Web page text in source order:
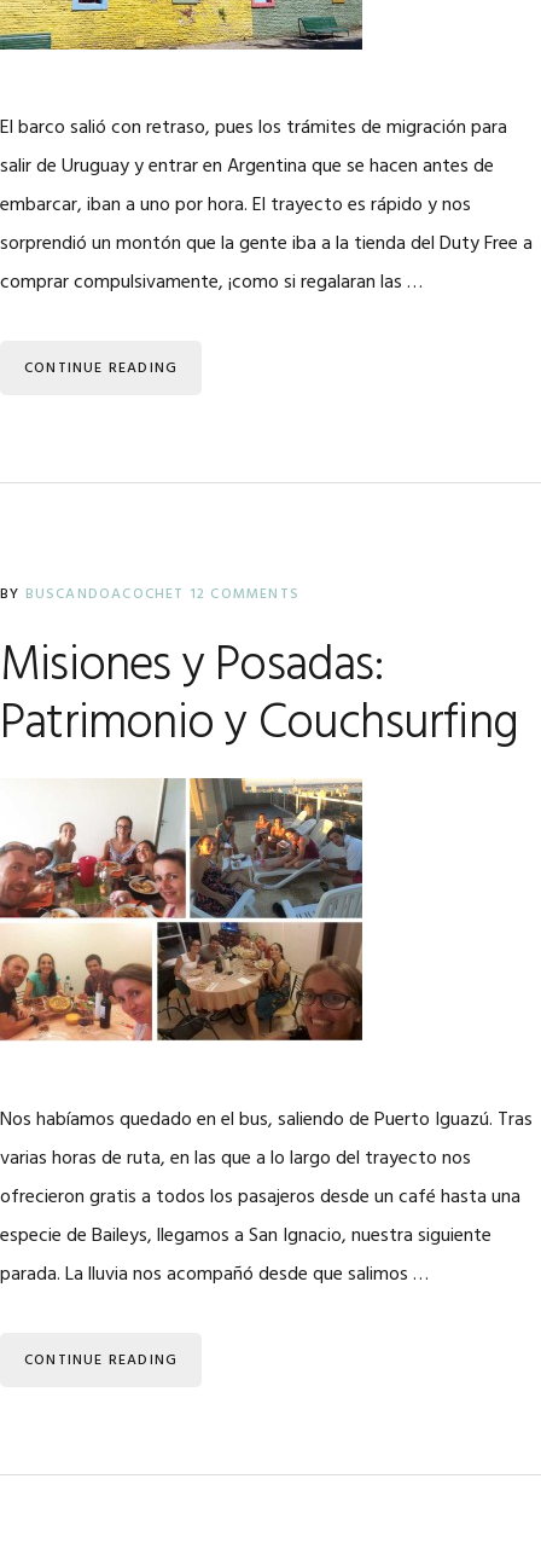
El barco salió con retraso, pues los trámites de migración para
salir de Uruguay y entrar en Argentina que se hacen antes de
embarcar, iban a uno por hora. El trayecto es rápido y nos
sorprendió un montón que la gente iba a la tienda del Duty Free a
comprar compulsivamente, ¡como si regalaran las …
CONTINUE READING
BY BUSCANDOACOCHET 12 COMMENTS
Misiones y Posadas:
Patrimonio y Couchsurfing
Nos habíamos quedado en el bus, saliendo de Puerto Iguazú. Tras
varias horas de ruta, en las que a lo largo del trayecto nos
ofrecieron gratis a todos los pasajeros desde un café hasta una
especie de Baileys, llegamos a San Ignacio, nuestra siguiente
parada. La lluvia nos acompañó desde que salimos …
CONTINUE READING